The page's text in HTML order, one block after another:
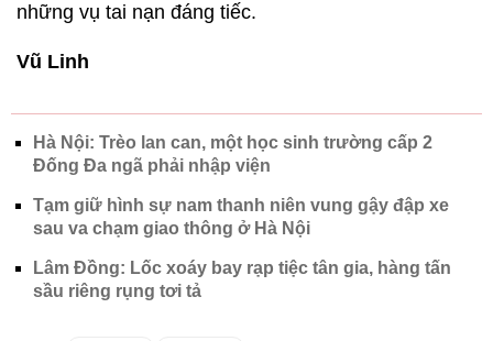
những vụ tai nạn đáng tiếc.
Vũ Linh
Hà Nội: Trèo lan can, một học sinh trường cấp 2
Đống Đa ngã phải nhập viện
Tạm giữ hình sự nam thanh niên vung gậy đập xe
sau va chạm giao thông ở Hà Nội
Lâm Đồng: Lốc xoáy bay rạp tiệc tân gia, hàng tấn
sầu riêng rụng tơi tả